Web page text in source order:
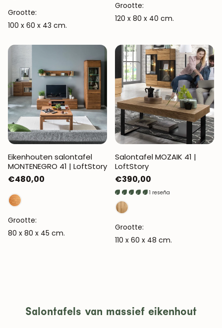
Grootte:
100 x 60 x 43 cm.
Grootte:
120 x 80 x 40 cm.
Eikenhouten salontafel
MONTENEGRO 41 | LoftStory
Normale
prijs
€480,00
Grootte:
80 x 80 x 45 cm.
Salontafel MOZAIK 41 |
LoftStory
Normale
prijs
€390,00
1 reseña
Grootte:
110 x 60 x 48 cm.
Salontafels van massief eikenhout